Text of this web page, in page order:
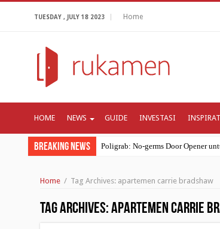
TUESDAY , JULY 18 2023 Home
HOME NEWS GUIDE INVESTASI
Breaking News Poligrab: No-germs Door Opener
Review Apartemen: Apartemen
Mungkinkah Resesi Ekonomi Lebih
Home / Tag Archives: apartemen carrie bradshaw
Tag Archives:apartemen carrie